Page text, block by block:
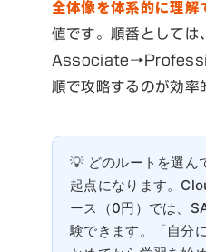
全体像を体系的に理解
値です。順番としては
順で攻略するのが効率
どのルートを選
起点になります。
ース（0円）では、
験できます。「自分